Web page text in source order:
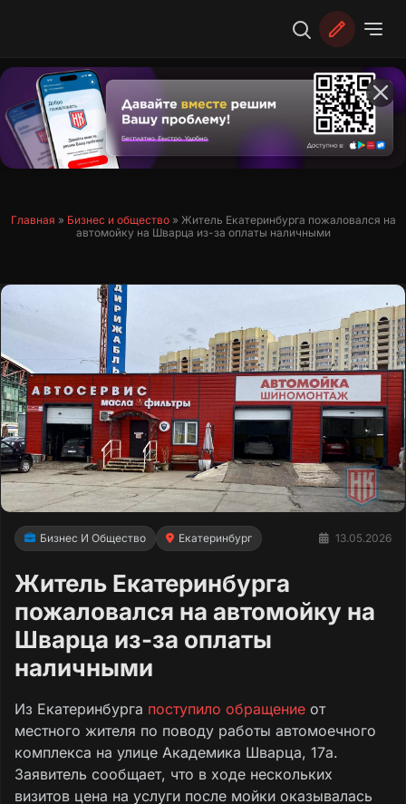
Главная » Бизнес и общество» Житель Екатеринбурга пожаловался на
автомойку на Шварца из-за оплаты наличными
Бизнес И Общество Екатеринбург 13.05.2026
Житель Екатеринбурга
пожаловался на автомойку на
Шварца из-за оплаты
наличными
Из Екатеринбурга поступило обращение от
местного жителя по поводу работы автомоечного
комплекса на улице Академика Шварца, 17а.
Заявитель сообщает, что в ходе нескольких
визитов цена на услуги после мойки оказывалась